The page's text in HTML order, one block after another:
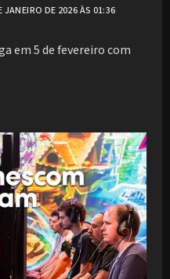
JANEIRO DE 2026 ÀS 01:36
em 5 de fevereiro com